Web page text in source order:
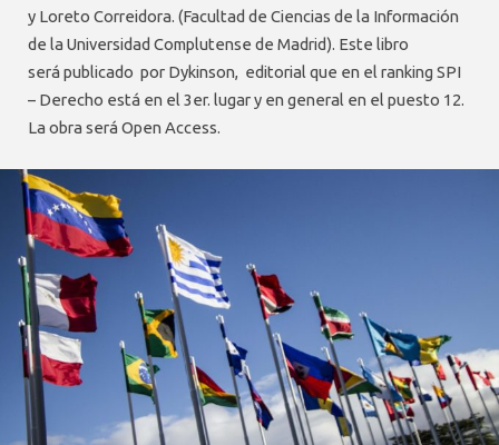
y Loreto Correidora. (Facultad de Ciencias de la Información
de la Universidad Complutense de Madrid). Este libro
será publicado por Dykinson, editorial que en el ranking SPI
– Derecho está en el 3er. lugar y en general en el puesto 12.
La obra será Open Access.